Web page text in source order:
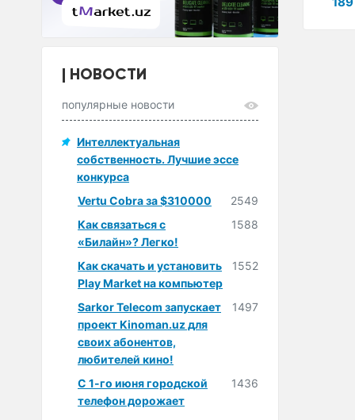
НОВОСТИ
популярные новости
Интеллектуальная
собственность. Лучшие эссе
конкурса
Vertu Cobra за $310000
2549
Как связаться с
«Билайн»? Легко!
1588
Как скачать и установить
Play Market на компьютер
1552
Sarkor Telecom запускает
проект Kinoman.uz для
своих абонентов,
любителей кино!
1497
С 1-го июня городской
телефон дорожает
1436